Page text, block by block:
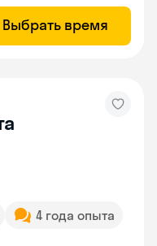
Выбрать время
4 года опыта